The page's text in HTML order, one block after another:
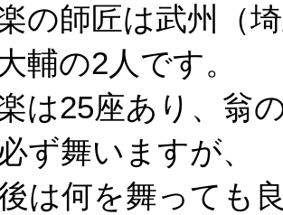
の師匠は武州（
輔の2人です。
は25座あり、翁
ず舞いますが、
は何を舞っても